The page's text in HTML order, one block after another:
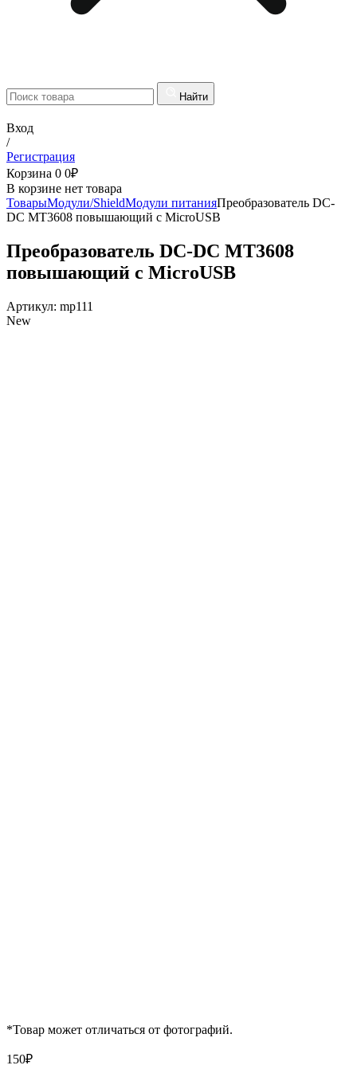
Найти
Вход
/
Регистрация
Корзина 0 0₽
В корзине нет товара
ТоварыМодули/ShieldМодули питанияПреобразователь DC-
DC MT3608 повышающий с MicroUSB
Преобразователь DC-DC MT3608
повышающий с MicroUSB
Артикул: mp111
New
*Товар может отличаться от фотографий.
150₽